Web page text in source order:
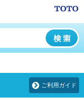
ご利用ガイド